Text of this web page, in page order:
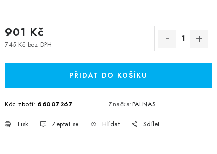
901 Kč
745 Kč bez DPH
PŘIDAT DO KOŠÍKU
Kód zboží: 66007267 Značka:PALNAS
Tisk Zeptat se Hlídat Sdílet